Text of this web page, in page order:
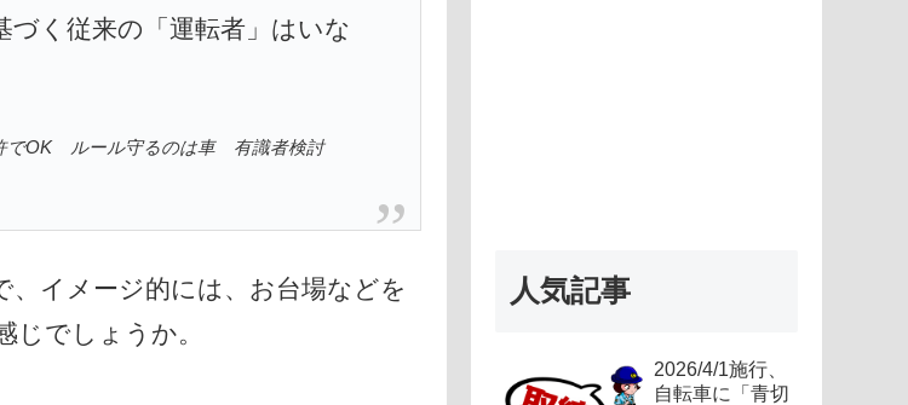
く従来の「運転者」はいな
でOK ルール守るのは車 有識者検討
、イメージ的には、お台場などを
じでしょうか。
人気記事
2026/4/1施行、
自転車に「青切